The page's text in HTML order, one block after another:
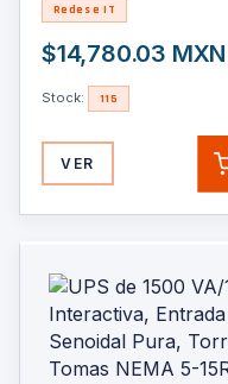
Redes e IT
$14,780.03 MXN
Stock: 115
VER